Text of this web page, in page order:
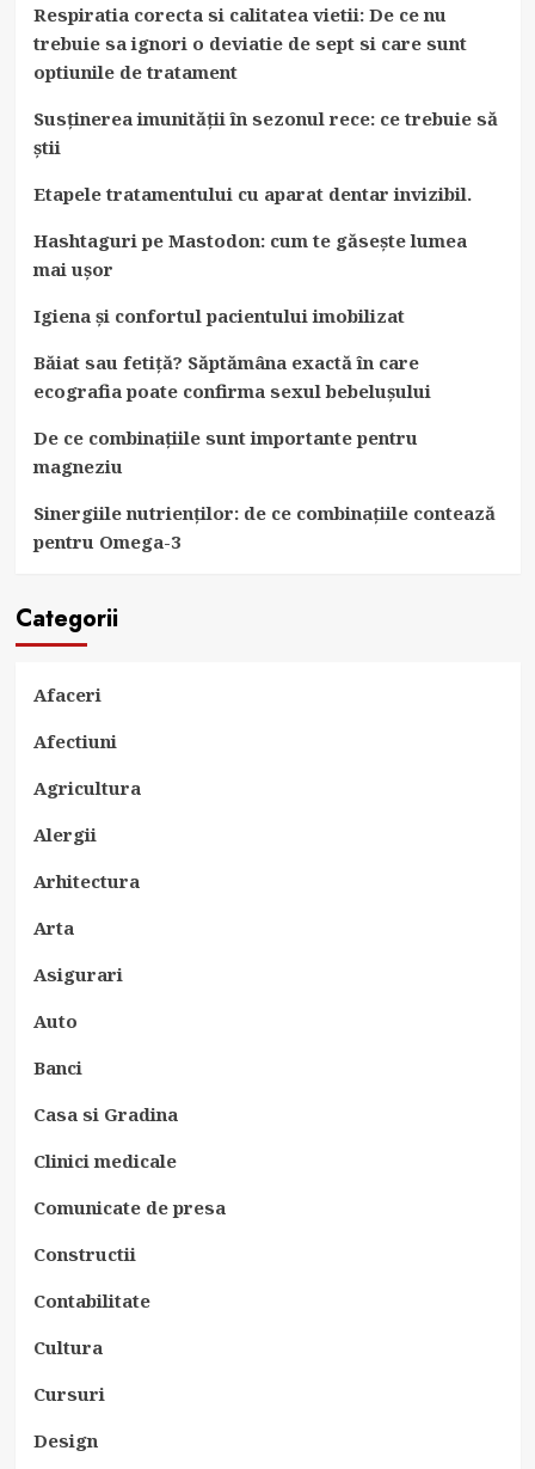
Respiratia corecta si calitatea vietii: De ce nu
trebuie sa ignori o deviatie de sept si care sunt
optiunile de tratament
Susținerea imunității în sezonul rece: ce trebuie să
știi
Etapele tratamentului cu aparat dentar invizibil.
Hashtaguri pe Mastodon: cum te găsește lumea
mai ușor
Igiena și confortul pacientului imobilizat
Băiat sau fetiță? Săptămâna exactă în care
ecografia poate confirma sexul bebelușului
De ce combinațiile sunt importante pentru
magneziu
Sinergiile nutrienților: de ce combinațiile contează
pentru Omega-3
Categorii
Afaceri
Afectiuni
Agricultura
Alergii
Arhitectura
Arta
Asigurari
Auto
Banci
Casa si Gradina
Clinici medicale
Comunicate de presa
Constructii
Contabilitate
Cultura
Cursuri
Design